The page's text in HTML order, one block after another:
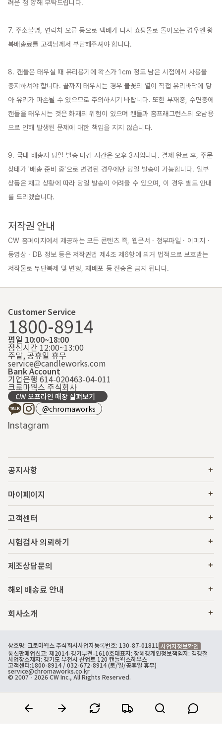
려운 점 양해 부탁드립니다.
7. 주소불명, 연락처 오류 등으로 택배가 다시 쇼핑몰로 돌아오는 경우엔 왕
복배송료를 고객님께서 부담해주셔야 합니다.
8. 캔들은 태우실 때 유리용기에 왁스가 1cm 정도 남은 시점에서 사용을
중지하셔야 합니다. 끝까지 태우시는 경우 불꽃의 열이 직접 유리바닥에 닿
아 유리가 파손될 수 있으므로 주의하시기 바랍니다. 또한 부재중, 수면중에
캔들을 태우시는 것은 화재의 위험이 있으며 캔들과 홈프래그런스의 오남용
으로 인해 발생된 문제에 대한 책임을 지지 않습니다.
9. 국내 배송지 당일 발송 마감 시간은 오후 3시입니다. 결제 완료 후, 주문
상태가 '배송 준비 중'으로 변경된 경우에만 당일 발송이 가능합니다. 일부
상품은 재고 상황에 따라 당일 발송이 어려울 수 있으며, 이 경우 별도 안내
를 드리겠습니다.
저작권 안내
CW 홈페이지에서 제공하는 모든 콘텐츠 즉, 웹문서 · 첨부파일 · 이미지 ·
동영상 · DB 정보 등은 저작권법 제4조 제6항에 의거 법적으로 보호받는
저작물로 무단복제 및 변형, 재배포 등 전송은 금지 됩니다.
Customer Service
1800-8914
평일 10:00~18:00
점심시간 12:00~13:00
주말, 공휴일 휴무
service@candleworks.com
Bank Account
기업은행 614-020463-04-011
크로마웍스 주식회사
CW 오프라인 매장 살펴보기
@chromaworks
Instagram
공지사항
마이페이지
고객센터
시험검사 의뢰하기
제조상담문의
해외 배송료 안내
회사소개
상호명: 크로마웍스 주식회사사업자등록번호: 130-87-01811 사업자정보확인
통신판매업신고: 제2014-경기부천-1610호대표자: 장혜경개인정보책임자: 김경철
사업장소재지: 경기도 부천시 산업로 120 캔들웍스하우스
고객센터:1800-8914/ 032-672-8914 (토/일/공휴일 휴무)
service@chromaworks.co.kr
© 2007 - 2026 CW Inc., All Rights Reserved.